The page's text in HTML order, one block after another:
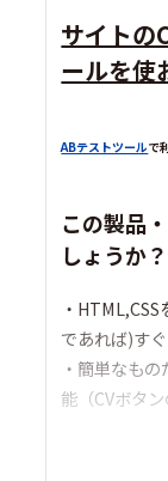
サイトの
ールを使
ABテストツールで
この製品
しょうか？
・
であれば)す
・簡単なも
能（CVボタン